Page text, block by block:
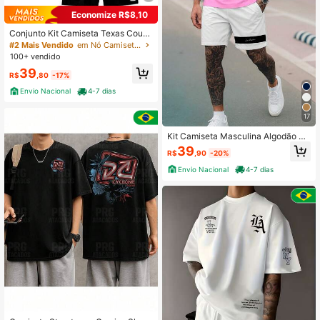
Economize R$8,10
Conjunto Kit Camiseta Texas Count
ry Algodão + Bermuda Tactel com B
olso Atrás Mauricinho Praia Verão A
#2 Mais Vendido
em Nó Camiseta coordenada masculina
100+ vendido
R$39 ,80 -17%
Envio Nacional
4-7 dias
17
Kit Camiseta Masculina Algodão 26.
1 Short Tactel Streetwear Conjunto
Los Angeles Faixa
R$39 ,90 -20%
Envio Nacional
4-7 dias